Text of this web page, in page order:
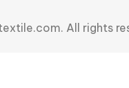
All rights